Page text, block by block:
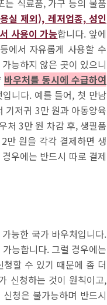
는 식료품, 가구 등의 물품
실 제외), 레저업종, 성인
사용이 가능합니다. 앞에
에서 자유롭게 사용할 수
능하지 않은 곳이 있으니
바우처를 동시에 수급하여
입니다. 예를 들어, 첫 만남
기저귀 3만 원과 아동양육
처 3만 원 차감 후, 생필품
만 원을 각각 결제하면 생
우에는 반드시 따로 결제
능한 국가 바우처입니다.
능합니다. 그럴 경우에는
할 수 있기 때문에 좀 더
신청하는 것이 원칙이고,
청은 불가능하며 반드시